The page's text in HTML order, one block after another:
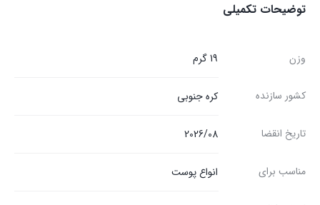
توضیحات تکمیلی
وزن 19 گرم
کشور سازنده کره جنوبی
تاریخ انقضا 2026/08
مناسب برای انواع پوست